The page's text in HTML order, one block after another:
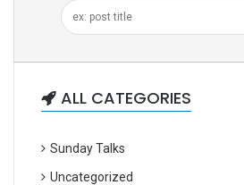
ALL CATEGORIES
Sunday Talks
Uncategorized